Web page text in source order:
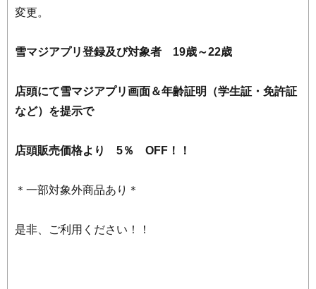
変更。
雪マジアプリ登録及び対象者 19歳～22歳
店頭にて雪マジアプリ画面＆年齢証明（学生証・免許証
など）を提示で
店頭販売価格より 5％ OFF！！
＊一部対象外商品あり＊
是非、ご利用ください！！